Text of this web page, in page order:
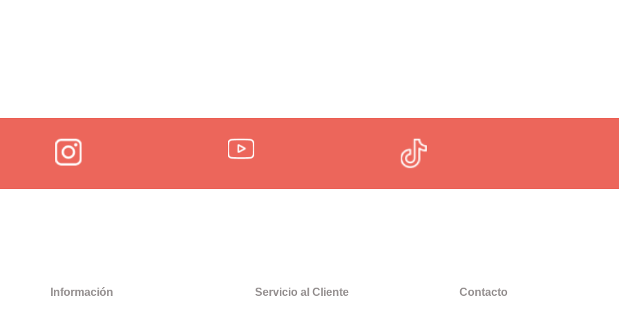
Información Servicio al Cliente Contacto